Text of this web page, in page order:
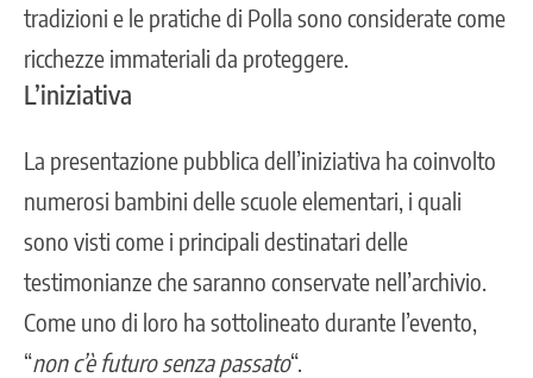
tradizioni e le pratiche di Polla sono considerate come
ricchezze immateriali da proteggere.
L’iniziativa
La presentazione pubblica dell’iniziativa ha coinvolto
numerosi bambini delle scuole elementari, i quali
sono visti come i principali destinatari delle
testimonianze che saranno conservate nell’archivio.
Come uno di loro ha sottolineato durante l’evento,
“non c’è futuro senza passato“.